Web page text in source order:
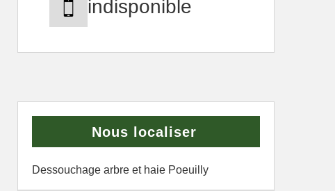
indisponible
Nous localiser
Dessouchage arbre et haie Poeuilly